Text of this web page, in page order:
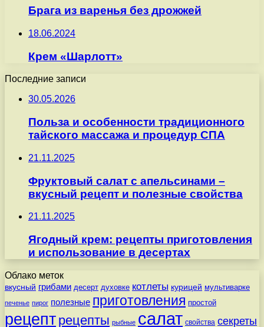
Брага из варенья без дрожжей
18.06.2024
Крем «Шарлотт»
Последние записи
30.05.2026
Польза и особенности традиционного
тайского массажа и процедур СПА
21.11.2025
Фруктовый салат с апельсинами –
вкусный рецепт и полезные свойства
21.11.2025
Ягодный крем: рецепты приготовления
и использование в десертах
Облако меток
вкусный грибами десерт духовке котлеты курицей мультиварке
печенье пирог полезные приготовления простой
рецепт рецепты рыбные салат свойства секреты